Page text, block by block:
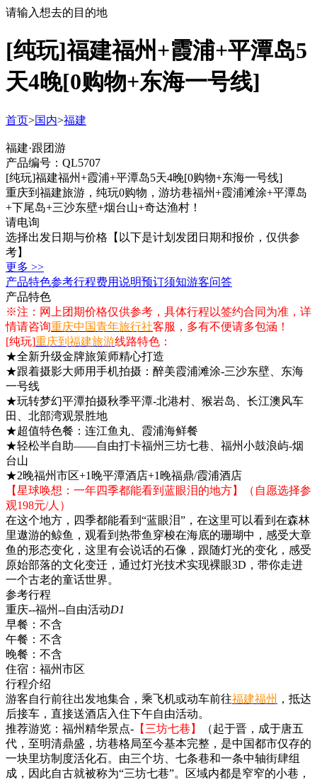
请输入想去的目的地
[纯玩]福建福州+霞浦+平潭岛5
天4晚[0购物+东海一号线]
首页>国内>福建
福建·跟团游
产品编号：QL5707
[纯玩]福建福州+霞浦+平潭岛5天4晚[0购物+东海一号线]
重庆到福建旅游，纯玩0购物，游坊巷福州+霞浦滩涂+平潭岛
+下尾岛+三沙东壁+烟台山+奇达渔村！
请电询
选择出发日期与价格 【以下是计划发团日期和报价，仅供参
考】
更多 >>
产品特色参考行程费用说明预订须知游客问答
产品特色
※注：网上团期价格仅供参考，具体行程以签约合同为准，详
情请咨询重庆中国青年旅行社客服，多有不便请多包涵！
[纯玩]重庆到福建旅游线路特色：
★全新升级金牌旅策师精心打造
★跟着摄影大师用手机拍摄：醉美霞浦滩涂-三沙东壁、东海
一号线
★玩转梦幻平潭拍摄秋季平潭-北港村、猴岩岛、长江澳风车
田、北部湾观景胜地
★超值特色餐：连江鱼丸、霞浦海鲜餐
★轻松半自助——自由打卡福州三坊七巷、福州小鼓浪屿-烟
台山
★2晚福州市区+1晚平潭酒店+1晚福鼎/霞浦酒店
【星球唤想：一年四季都能看到蓝眼泪的地方】
（自愿选择参
观198元/人）
在这个地方，四季都能看到“蓝眼泪”，在这里可以看到在森林
里遨游的鲸鱼，观看到热带鱼穿梭在海底的珊瑚中，感受大章
鱼的形态变化，这里有会说话的石像，跟随灯光的变化，感受
原始部落的文化变迁，通过灯光技术实现裸眼3D，带你走进
一个古老的童话世界。
参考行程
重庆--福州--自由活动D1
早餐： 不含
午餐： 不含
晚餐： 不含
住宿： 福州市区
行程介绍
游客自行前往出发地集合，乘飞机或动车前往福建福州 ，抵达
后接车，直接送酒店入住下午自由活动。
推荐游览：福州精华景点- 【三坊七巷】
（起于晋，成于唐五
代，至明清鼎盛，坊巷格局至今基本完整，是中国都市仅存的
一块里坊制度活化石。由三个坊、七条巷和一条中轴街肆组
成，因此自古就被称为“三坊七巷”。区域内都是窄窄的小巷，